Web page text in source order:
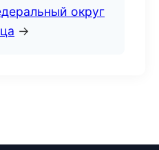
округ
→